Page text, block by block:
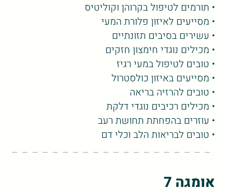
• תורמים לטיפול בקרוהן וקוליטיס
• מסייעים לאיזון פלורת המעי
• עשירים בסיבים תזונתיים
• מכילים נוגדי חימצון חזקים
• טובים לטיפול במעי רגיז
• מסייעים באיזון כולסטרול
• טובים להרזיה בריאה
• מכילים רכיבים נוגדי דלקת
• עוזרים בהפחתת תחושת רעב
• טובים לבריאות הלב וכלי דם
אומגה 7